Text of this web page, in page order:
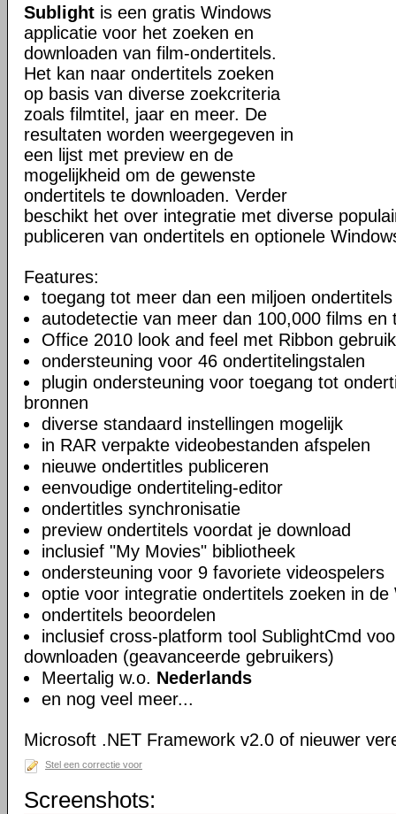
Sublight is een gratis Windows
applicatie voor het zoeken en
downloaden van film-ondertitels.
Het kan naar ondertitels zoeken
op basis van diverse zoekcriteria
zoals filmtitel, jaar en meer. De
resultaten worden weergegeven in
een lijst met preview en de
mogelijkheid om de gewenste
ondertitels te downloaden. Verder
beschikt het over integratie met diverse
publiceren van ondertitels en optionele
Features:
toegang tot meer dan een miljoen ondertitels
autodetectie van meer dan 100,000 films en
Office 2010 look and feel met Ribbon
ondersteuning voor 46 ondertitelingstalen
plugin ondersteuning voor toegang tot
bronnen
diverse standaard instellingen mogelijk
in RAR verpakte videobestanden afspelen
nieuwe ondertitles publiceren
eenvoudige ondertiteling-editor
ondertitles synchronisatie
preview ondertitels voordat je download
inclusief "My Movies" bibliotheek
ondersteuning voor 9 favoriete videospelers
optie voor integratie ondertitels zoeken in de
ondertitels beoordelen
inclusief cross-platform tool SublightCmd
downloaden (geavanceerde gebruikers)
Meertalig w.o. Nederlands
en nog veel meer...
Microsoft .NET Framework v2.0 of nieuwer
Stel een correctie voor
Screenshots: